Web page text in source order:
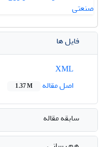
فایل ها
اصل مقاله
1.37 M
سابقه مقاله